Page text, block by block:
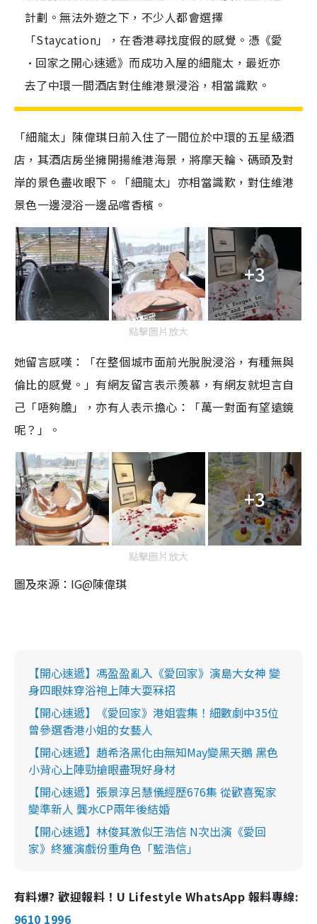
計劃。無法外遊之下，不少人都會選擇
「Staycation」，在香港尋找度假的感覺。憑《愛
·回家之開心速遞》而成功入屋的細龍太，最近亦
去了中環一間酒店對住維港景浸浴，相當識歎。
「細龍太」陳偉琪日前入住了一間位於中環的五星級酒
店，其酒店房坐擁開揚維港海景，將摩天輪、碼頭及對
岸的景色盡收眼下。「細龍太」亦相當識歎，對住維港
景色一邊浸浴一邊品嚐香檳。
+3
點擊圖片放大
她留言感嘆：「在整個城市面前光脫脫浸浴，有種無與
倫比的感覺。」有網友留言表示羨慕，有網友就坦言自
己「唔夠膽」，亦有人表示擔心：「萬一對面有望遠鏡
呢？」。
+3
點擊圖片放大
圖及來源：IG@陳偉琪
【開心速遞】馮盈盈亂入《愛回家》演島大女神 變
身四眼妹穿浴袍上陣大耍冧招
【開心速遞】《愛回家》港姐雲集！細數劇中35位
曾參選香港小姐的女藝人
【開心速遞】趙希洛黑化由無知May變黑天鵝 黑色
小背心上陣勁搶眼盡現好身材
【開心速遞】張景淳呂慧儀經歷676集 從歡喜冤家
變準新人 龔水CP兩年後結婚
【開心速遞】林俊其激似王浩信 N次出演《愛回
家》終獲演戲份重角色「藍浩信」
有料爆? 歡迎報料！U Lifestyle WhatsApp 報料專線:
9610 1996